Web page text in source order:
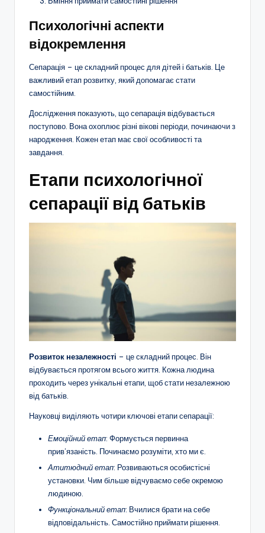
Психологічні аспекти
відокремлення
Сепарація – це складний процес для дітей і батьків. Це
важливий етап розвитку, який допомагає стати
самостійним.
Дослідження показують, що сепарація відбувається
поступово. Вона охоплює різні вікові періоди, починаючи з
народження. Кожен етап має свої особливості та
завдання.
Етапи психологічної
сепарації від батьків
Розвиток незалежності – це складний процес. Він
відбувається протягом всього життя. Кожна людина
проходить через унікальні етапи, щоб стати незалежною
від батьків.
Науковці виділяють чотири ключові етапи сепарації:
Емоційний етап: Формується первинна
прив’язаність. Починаємо розуміти, хто ми є.
Атитюдний етап: Розвиваються особистісні
установки. Чим більше відчуваємо себе окремою
людиною.
Функціональний етап: Вчилися брати на себе
відповідальність. Самостійно приймати рішення.